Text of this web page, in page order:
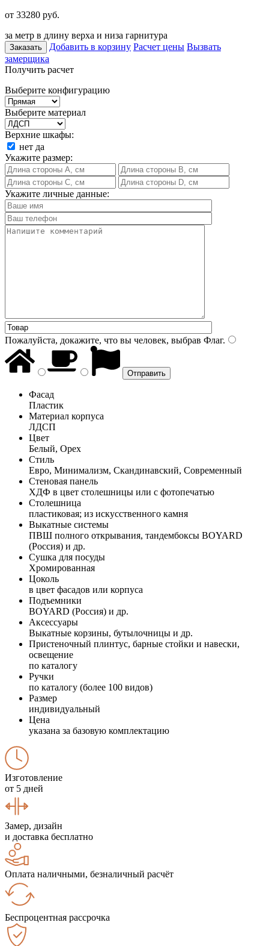
от 33280 руб.
за метр в длину верха и низа гарнитура
Заказать Добавить в корзину Расчет цены Вызвать
замерщика
Получить расчет
Выберите конфигурацию
Выберите материал
Верхние шкафы:
нет да
Укажите размер:
Укажите личные данные:
Пожалуйста, докажите, что вы человек, выбрав Флаг.
Фасад
Пластик
Материал корпуса
ЛДСП
Цвет
Белый, Орех
Стиль
Евро, Минимализм, Скандинавский, Современный
Стеновая панель
ХДФ в цвет столешницы или с фотопечатью
Столешница
пластиковая; из искусственного камня
Выкатные системы
ПВШ полного открывания, тандембоксы BOYARD
(Россия) и др.
Сушка для посуды
Хромированная
Цоколь
в цвет фасадов или корпуса
Подъемники
BOYARD (Россия) и др.
Аксессуары
Выкатные корзины, бутылочницы и др.
Пристеночный плинтус, барные стойки и навески,
освещение
по каталогу
Ручки
по каталогу (более 100 видов)
Размер
индивидуальный
Цена
указана за базовую комплектацию
Изготовление
от 5 дней
Замер, дизайн
и доставка бесплатно
Оплата наличными, безналичный расчёт
Беспроцентная рассрочка